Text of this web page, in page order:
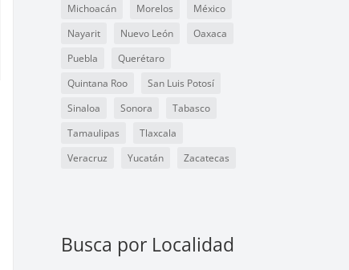
Michoacán
Morelos
México
Nayarit
Nuevo León
Oaxaca
Puebla
Querétaro
Quintana Roo
San Luis Potosí
Sinaloa
Sonora
Tabasco
Tamaulipas
Tlaxcala
Veracruz
Yucatán Zacatecas
Busca por Localidad